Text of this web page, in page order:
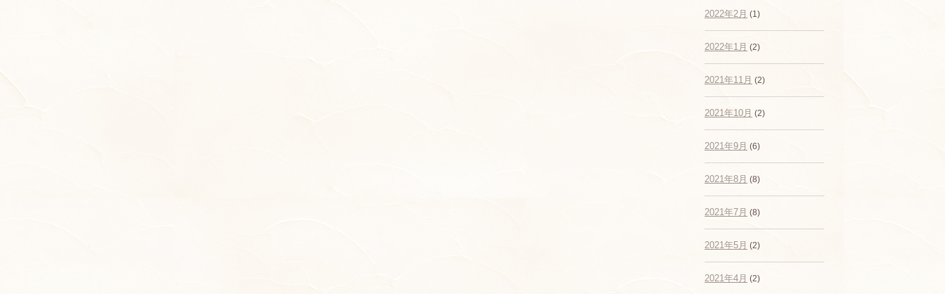
2022年2月 (1)
2022年1月 (2)
2021年11月 (2)
2021年10月 (2)
2021年9月 (6)
2021年8月 (8)
2021年7月 (8)
2021年5月 (2)
2021年4月 (2)